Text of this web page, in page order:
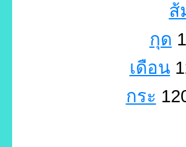
ส้
กุด
เดือน
กระ